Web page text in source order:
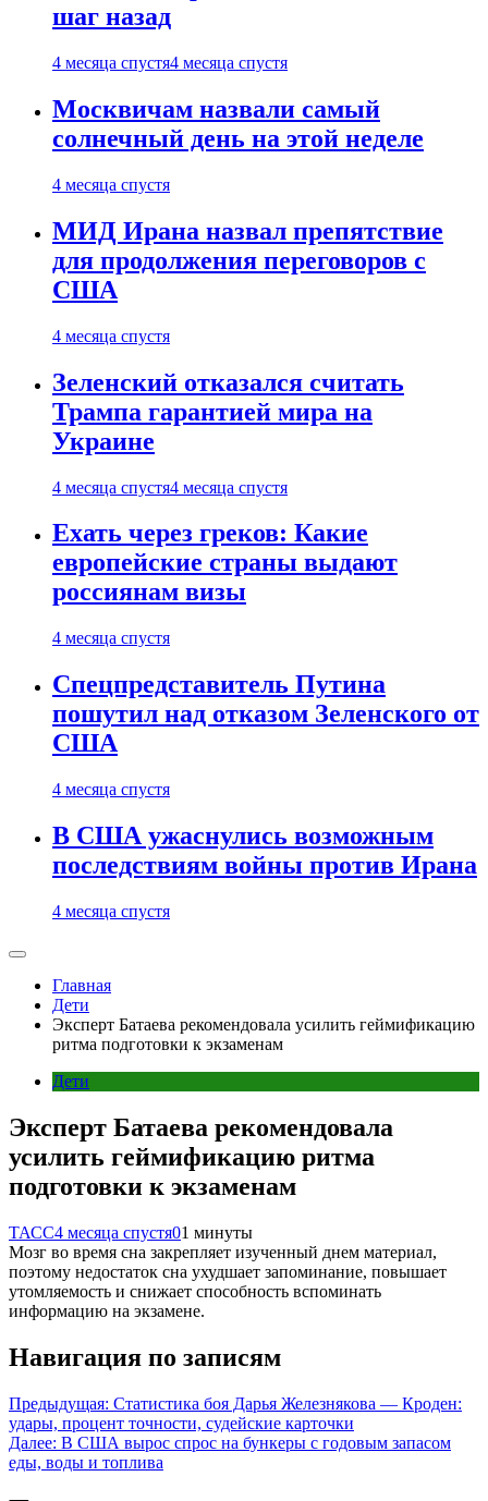
шаг назад
4 месяца спустя4 месяца спустя
Москвичам назвали самый
солнечный день на этой неделе
4 месяца спустя
МИД Ирана назвал препятствие
для продолжения переговоров с
США
4 месяца спустя
Зеленский отказался считать
Трампа гарантией мира на
Украине
4 месяца спустя4 месяца спустя
Ехать через греков: Какие
европейские страны выдают
россиянам визы
4 месяца спустя
Спецпредставитель Путина
пошутил над отказом Зеленского от
США
4 месяца спустя
В США ужаснулись возможным
последствиям войны против Ирана
4 месяца спустя
Главная
Дети
Эксперт Батаева рекомендовала усилить геймификацию
ритма подготовки к экзаменам
Дети
Эксперт Батаева рекомендовала
усилить геймификацию ритма
подготовки к экзаменам
ТАСС4 месяца спустя01 минуты
Мозг во время сна закрепляет изученный днем материал,
поэтому недостаток сна ухудшает запоминание, повышает
утомляемость и снижает способность вспоминать
информацию на экзамене.
Навигация по записям
Предыдущая: Статистика боя Дарья Железнякова — Кроден:
удары, процент точности, судейские карточки
Далее: В США вырос спрос на бункеры с годовым запасом
еды, воды и топлива